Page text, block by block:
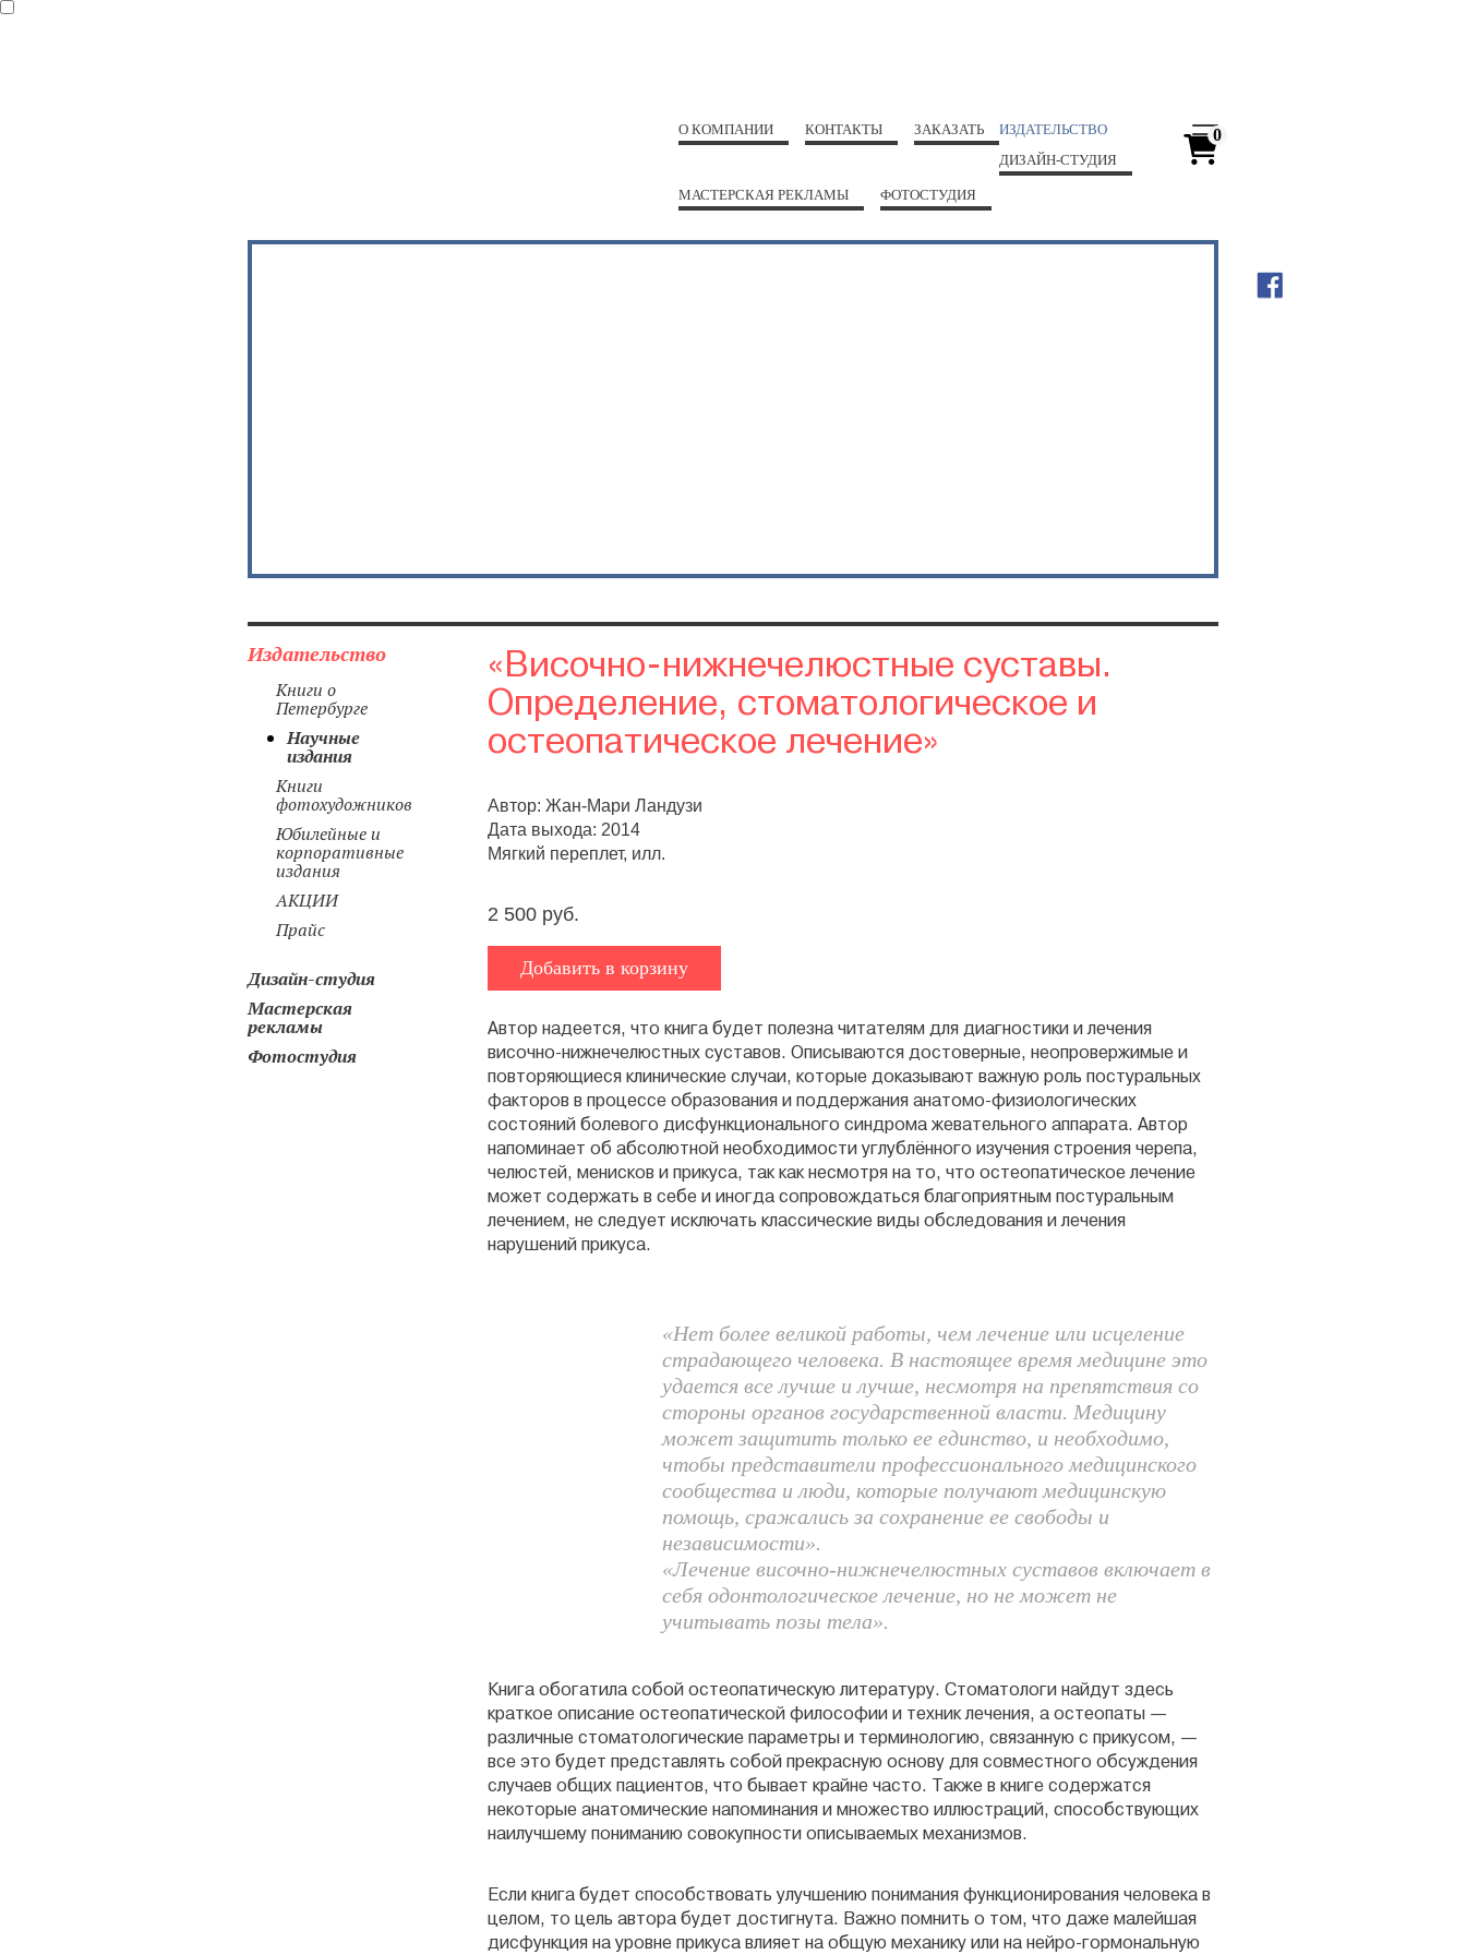
О КОМПАНИИ КОНТАКТЫ ЗАКАЗАТЬ
ИЗДАТЕЛЬСТВО
ДИЗАЙН-СТУДИЯ
МАСТЕРСКАЯ РЕКЛАМЫ ФОТОСТУДИЯ
0
Издательство
Книги о
Петербурге
Научные
издания
Книги
фотохудожников
Юбилейные и
корпоративные
издания
АКЦИИ
Прайс
Дизайн-студия
Мастерская
рекламы
Фотостудия
«Височно-нижнечелюстные суставы.
Определение, стоматологическое и
остеопатическое лечение»
Автор: Жан-Мари Ландузи
Дата выхода: 2014
Мягкий переплет, илл.
2 500 руб.
Добавить в корзину
Автор надеется, что книга будет полезна читателям для диагностики и лечения
височно-нижнечелюстных суставов. Описываются достоверные, неопровержимые и
повторяющиеся клинические случаи, которые доказывают важную роль постуральных
факторов в процессе образования и поддержания анатомо-физиологических
состояний болевого дисфункционального синдрома жевательного аппарата. Автор
напоминает об абсолютной необходимости углублённого изучения строения черепа,
челюстей, менисков и прикуса, так как несмотря на то, что остеопатическое лечение
может содержать в себе и иногда сопровождаться благоприятным постуральным
лечением, не следует исключать классические виды обследования и лечения
нарушений прикуса.
«Нет более великой работы, чем лечение или исцеление
страдающего человека. В настоящее время медицине это
удается все лучше и лучше, несмотря на препятствия со
стороны органов государственной власти. Медицину
может защитить только ее единство, и необходимо,
чтобы представители профессионального медицинского
сообщества и люди, которые получают медицинскую
помощь, сражались за сохранение ее свободы и
независимости».
«Лечение височно-нижнечелюстных суставов включает в
себя одонтологическое лечение, но не может не
учитывать позы тела».
Книга обогатила собой остеопатическую литературу. Стоматологи найдут здесь
краткое описание остеопатической философии и техник лечения, а остеопаты —
различные стоматологические параметры и терминологию, связанную с прикусом, —
все это будет представлять собой прекрасную основу для совместного обсуждения
случаев общих пациентов, что бывает крайне часто. Также в книге содержатся
некоторые анатомические напоминания и множество иллюстраций, способствующих
наилучшему пониманию совокупности описываемых механизмов.
Если книга будет способствовать улучшению понимания функционирования человека в
целом, то цель автора будет достигнута. Важно помнить о том, что даже малейшая
дисфункция на уровне прикуса влияет на общую механику или на нейро-гормональную